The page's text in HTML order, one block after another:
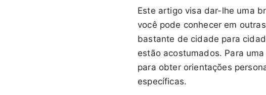
Este artigo visa dar-lhe uma
você pode conhecer em
bastante de cidade para
estão acostumados. Para
para obter orientações
específicas.